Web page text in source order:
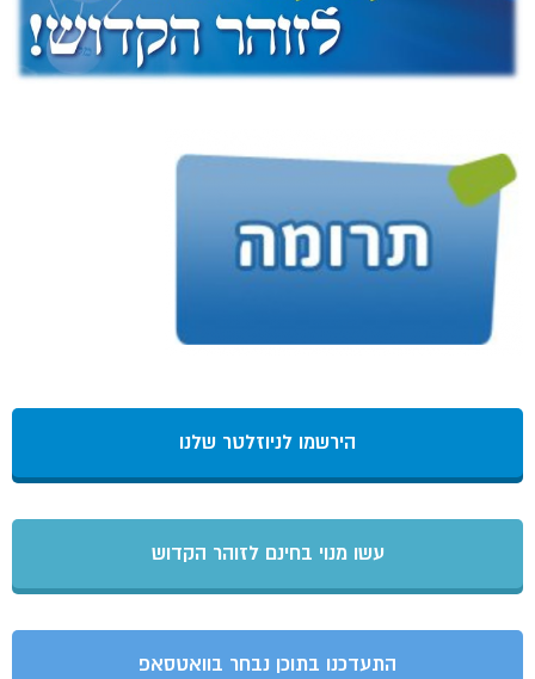
הירשמו לניוזלטר שלנו
עשו מנוי בחינם לזוהר הקדוש
התעדכנו בתוכן נבחר בוואטסאפ